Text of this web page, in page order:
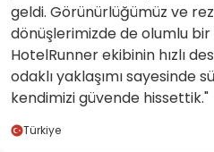
geldi. Görünürlüğümüz ve
dönüşlerimizde de olumlu bir
HotelRunner ekibinin hızlı
odaklı yaklaşımı sayesinde
kendimizi güvende hissettik."
Türkiye